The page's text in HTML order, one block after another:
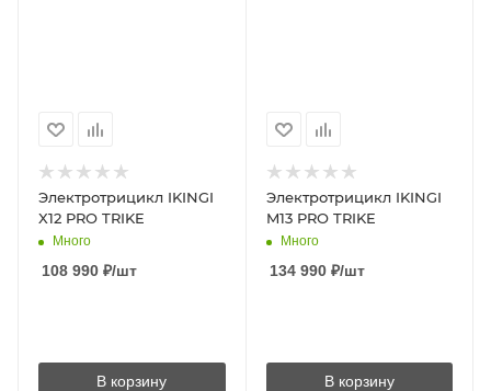
Электротрицикл IKINGI
X12 PRO TRIKE
Много
108 990 ₽/шт
В корзину
Электротрицикл IKINGI
M13 PRO TRIKE
Много
134 990₽/шт
В корзину